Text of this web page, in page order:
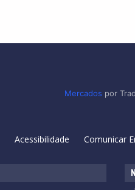
Mercados por
Acessibilidade Comunicar